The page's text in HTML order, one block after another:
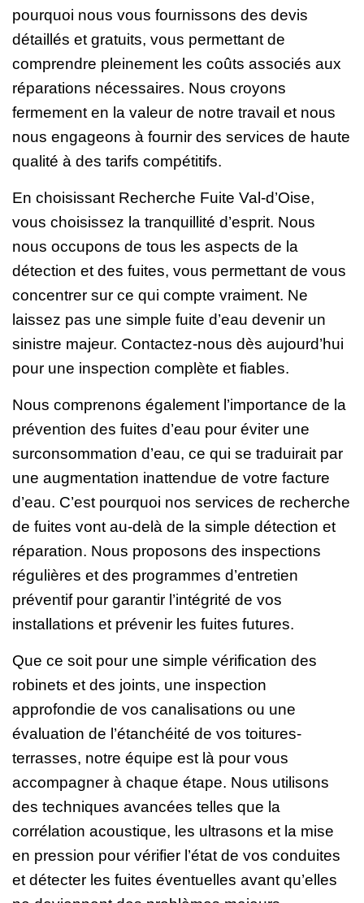
pourquoi nous vous fournissons des devis
détaillés et gratuits, vous permettant de
comprendre pleinement les coûts associés aux
réparations nécessaires. Nous croyons
fermement en la valeur de notre travail et nous
nous engageons à fournir des services de haute
qualité à des tarifs compétitifs.
En choisissant Recherche Fuite Val-d’Oise,
vous choisissez la tranquillité d’esprit. Nous
nous occupons de tous les aspects de la
détection et des fuites, vous permettant de vous
concentrer sur ce qui compte vraiment. Ne
laissez pas une simple fuite d’eau devenir un
sinistre majeur. Contactez-nous dès aujourd’hui
pour une inspection complète et fiables.
Nous comprenons également l’importance de la
prévention des fuites d’eau pour éviter une
surconsommation d’eau, ce qui se traduirait par
une augmentation inattendue de votre facture
d’eau. C’est pourquoi nos services de recherche
de fuites vont au-delà de la simple détection et
réparation. Nous proposons des inspections
régulières et des programmes d’entretien
préventif pour garantir l’intégrité de vos
installations et prévenir les fuites futures.
Que ce soit pour une simple vérification des
robinets et des joints, une inspection
approfondie de vos canalisations ou une
évaluation de l’étanchéité de vos toitures-
terrasses, notre équipe est là pour vous
accompagner à chaque étape. Nous utilisons
des techniques avancées telles que la
corrélation acoustique, les ultrasons et la mise
en pression pour vérifier l’état de vos conduites
et détecter les fuites éventuelles avant qu’elles